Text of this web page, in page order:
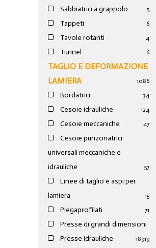
Sabbiatrici a grappolo 5
Tappeti 6
Tavole rotanti 4
Tunnel 6
TAGLIO E DEFORMAZIONE
LAMIERA
1086
Bordatrici 34
Cesoie idrauliche 124
Cesoie meccaniche 47
Cesoie punzonatrici
universali meccaniche e
idrauliche
57
Linee di taglio e aspi per
lamiera
15
Piegaprofilati 71
Presse di grandi dimensioni
19
Presse idrauliche 189